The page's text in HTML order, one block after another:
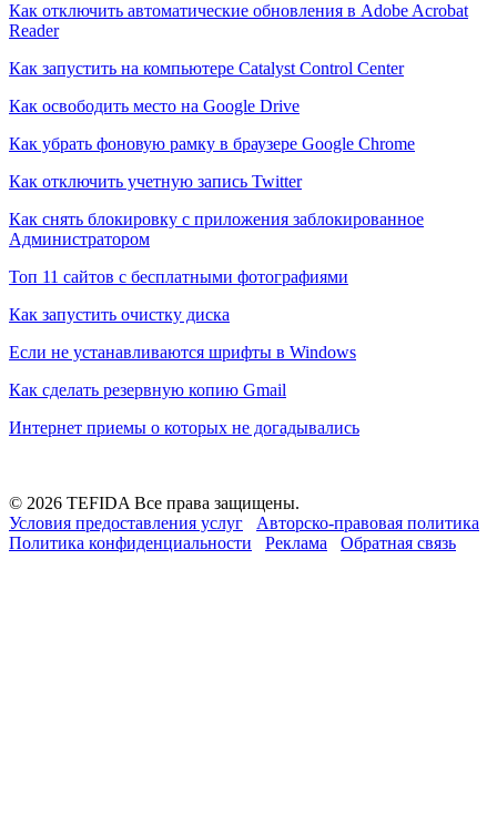
Как отключить автоматические обновления в Adobe Acrobat
Reader
Как запустить на компьютере Catalyst Control Center
Как освободить место на Google Drive
Как убрать фоновую рамку в браузере Google Chrome
Как отключить учетную запись Twitter
Как снять блокировку с приложения заблокированное
Администратором
Топ 11 сайтов с бесплатными фотографиями
Как запустить очистку диска
Если не устанавливаются шрифты в Windows
Как сделать резервную копию Gmail
Интернет приемы о которых не догадывались
© 2026 TEFIDA Все права защищены.
Условия предоставления услуг
Авторско-правовая политика
Политика конфиденциальности
Реклама Обратная связь